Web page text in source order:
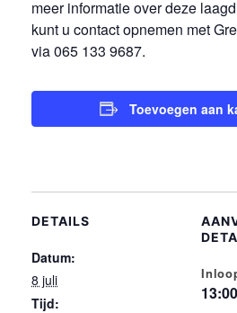
meer informatie over deze
kunt u contact opnemen met
via065 133 9687.
Toevoegen aan
DETAILS
Datum:
8 juli
Tijd: